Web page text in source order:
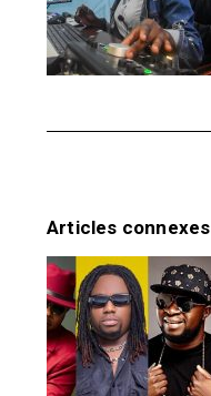
Articles connexes